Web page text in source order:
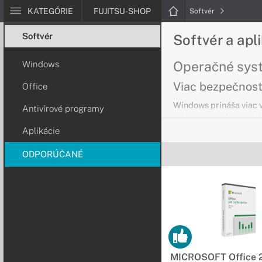
KATEGÓRIE FUJITSU-SHOP Softvér
Softvér
Windows
Office
Antivírové programy
Aplikácie
ODPORÚČANÉ
Softvér a
Operačné
Viac
Windows prináša viac
budete organizovaní.
Stvorený a
Rýchlo vyhľadajte
informácií. Pracujte
Antivírové
Dokonalá
MICROSOFT Office